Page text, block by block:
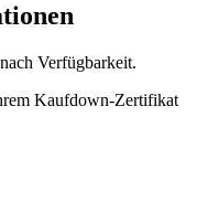
Verfügbarkeit.
Kaufdown-Zertifikat